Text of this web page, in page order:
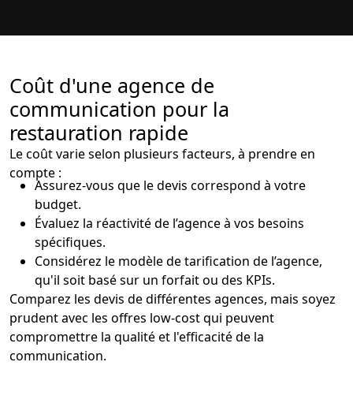
Coût d'une agence de
communication pour la
restauration rapide
Le coût varie selon plusieurs facteurs, à prendre en
compte :
Assurez-vous que le devis correspond à votre
budget.
Évaluez la réactivité de l’agence à vos besoins
spécifiques.
Considérez le modèle de tarification de l’agence,
qu'il soit basé sur un forfait ou des KPIs.
Comparez les devis de différentes agences, mais soyez
prudent avec les offres low-cost qui peuvent
compromettre la qualité et l'efficacité de la
communication.